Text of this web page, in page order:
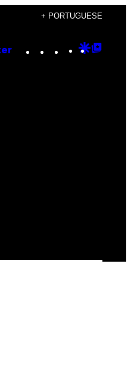
+ PORTUGUESE
Instagram
TikTok
YouTube
Google